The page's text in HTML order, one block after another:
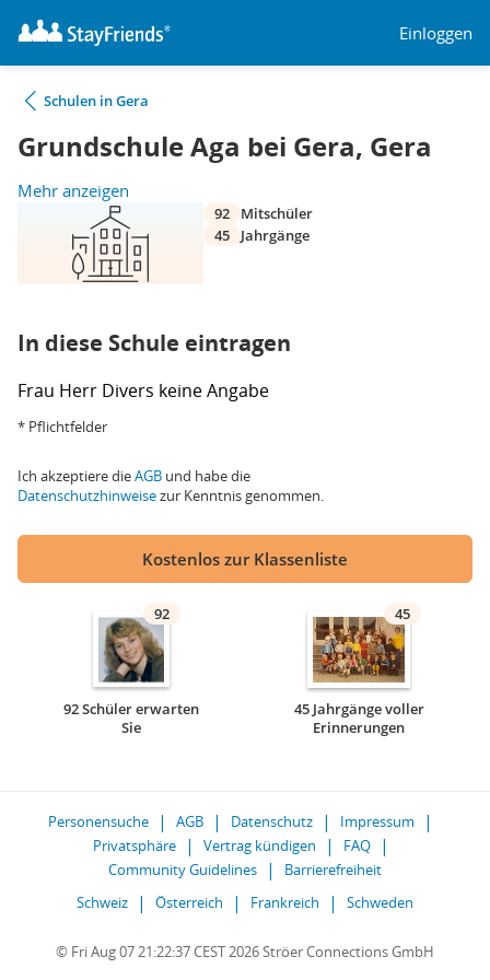
Einloggen
Schulen in Gera
Grundschule Aga bei Gera, Gera
Mehr anzeigen
92
Mitschüler
45
Jahrgänge
In diese Schule eintragen
Frau Herr Divers keine Angabe
* Pflichtfelder
Ich akzeptiere dieAGB und habe die
Datenschutzhinweisezur Kenntnis genommen.
Kostenlos zur Klassenliste
92
92 Schüler erwarten
Sie
45
45 Jahrgänge voller
Erinnerungen
Personensuche AGB Datenschutz
Impressum
Privatsphäre
Vertrag kündigen
FAQ
Community Guidelines
Barrierefreiheit
Schweiz
Österreich Frankreich Schweden
© Fri Aug 07 21:22:37 CEST 2026 Ströer Connections GmbH